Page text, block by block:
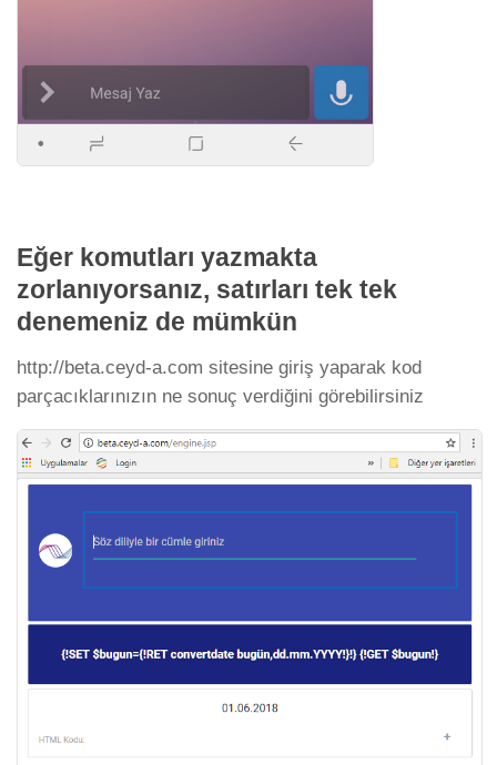
Eğer komutları yazmakta
zorlanıyorsanız, satırları tek tek
denemeniz de mümkün
http://beta.ceyd-a.com sitesine giriş yaparak kod
parçacıklarınızın ne sonuç verdiğini görebilirsiniz